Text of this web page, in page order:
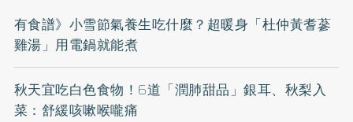
有食譜》小雪節氣養生吃什麼？超暖身「杜仲黃耆蔘
雞湯」用電鍋就能煮
秋天宜吃白色食物！6道「潤肺甜品」銀耳、秋梨入
菜：舒緩咳嗽喉嚨痛